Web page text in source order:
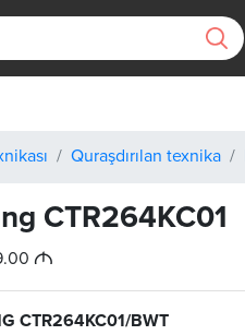
Quraşdırılan texnika
CTR264KC01
M
CTR264KC01/BWT